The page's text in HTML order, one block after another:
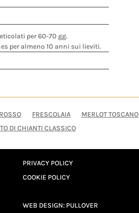
per 60-70 gg.
per almeno 10 anni sui lieviti.
FRESCOLAIA
MERLOT TOSCANO
DI CHIANTI CLASSICO
PRIVACY POLICY
COOKIE POLICY
WEB DESIGN: PULLOVER